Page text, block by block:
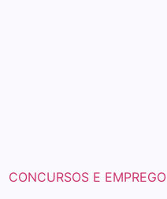
CONCURSOS E EMPREGO